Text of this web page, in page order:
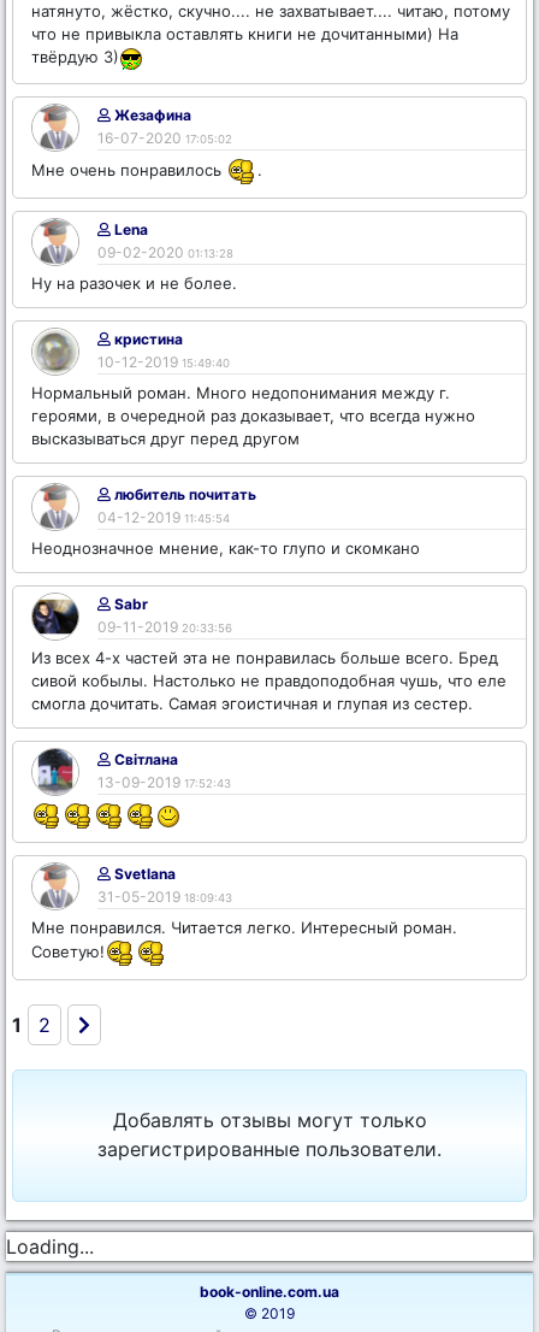
натянуто, жёстко, скучно.... не захватывает.... читаю, потому
что не привыкла оставлять книги не дочитанными) На
твёрдую 3)
Жезафина
16-07-2020 17:05:02
Мне очень понравилось .
Lena
09-02-2020 01:13:28
Ну на разочек и не более.
кристина
10-12-2019 15:49:40
Нормальный роман. Много недопонимания между г.
героями, в очередной раз доказывает, что всегда нужно
высказываться друг перед другом
любитель почитать
04-12-2019 11:45:54
Неоднозначное мнение, как-то глупо и скомкано
Sabr
09-11-2019 20:33:56
Из всех 4-х частей эта не понравилась больше всего. Бред
сивой кобылы. Настолько не правдоподобная чушь, что еле
смогла дочитать. Самая эгоистичная и глупая из сестер.
Світлана
13-09-2019 17:52:43
Svetlana
31-05-2019 18:09:43
Мне понравился. Читается легко. Интересный роман.
Советую!
1 2
Добавлять отзывы могут только
зарегистрированные пользователи.
Loading...
book-online.com.ua
© 2019